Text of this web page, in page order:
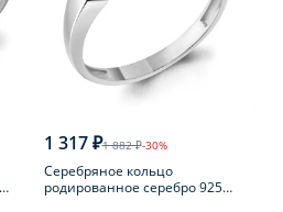
1 317 ₽1 882 ₽-30%
Серебряное кольцо
родированное серебро 925